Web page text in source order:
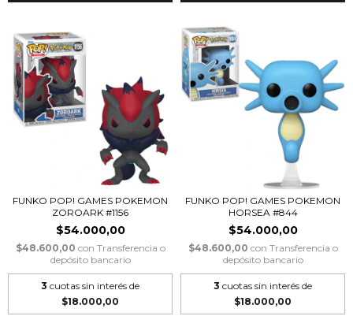
FUNKO POP! GAMES POKEMON
ZOROARK #1156
$54.000,00
$48.600,00 con Transferencia o
depósito bancario
3 cuotas sin interés de
$18.000,00
FUNKO POP! GAMES POKEMON
HORSEA #844
$54.000,00
$48.600,00 con Transferencia o
depósito bancario
3 cuotas sin interés de
$18.000,00